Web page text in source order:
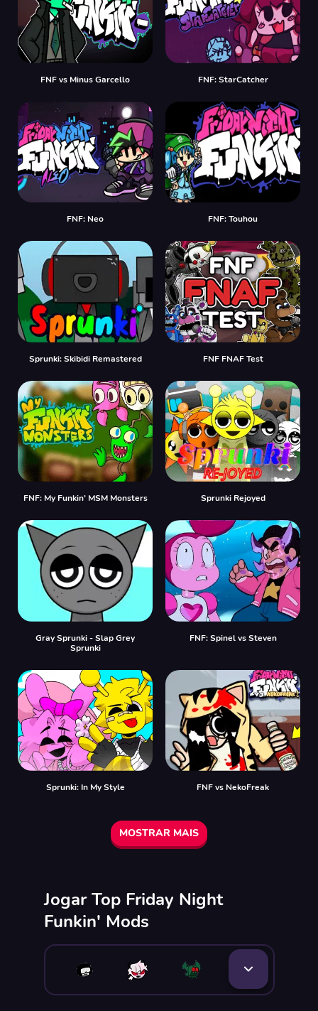
FNF vs Minus Garcello FNF: StarCatcher
FNF: Neo FNF: Touhou
Sprunki: Skibidi Remastered FNF FNAF Test
FNF: My Funkin’ MSM Monsters Sprunki Rejoyed
Gray Sprunki - Slap Grey
Sprunki
FNF: Spinel vs Steven
Sprunki: In My Style FNF vs NekoFreak
MOSTRAR MAIS
Jogar Top Friday Night
Funkin' Mods